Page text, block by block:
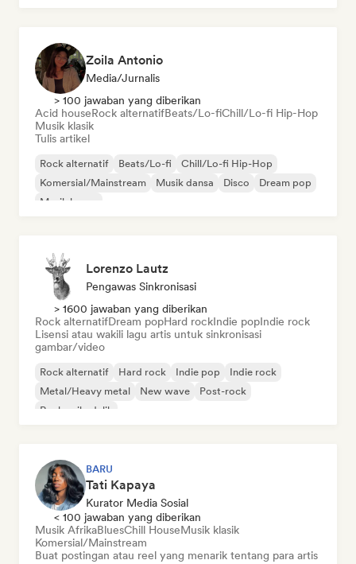
Zoila Antonio
Media/Jurnalis
> 100 jawaban yang diberikan
Acid houseRock alternatifBeats/Lo-fiChill/Lo-fi Hip-Hop
Musik klasik
Tulis artikel
Rock alternatif Beats/Lo-fi
Chill/Lo-fi Hip-Hop
Komersial/Mainstream
Musik dansa Disco
Dream pop
Musik house
Lorenzo Lautz
Pengawas Sinkronisasi
> 1600 jawaban yang diberikan
Rock alternatifDream popHard rockIndie popIndie rock
Lisensi atau wakili lagu artis untuk sinkronisasi
gambar/video
Rock alternatif Hard rock Indie pop
Indie rock
Metal/Heavy metal
New wave
Post-rock
Rock psikedelik
BARU
Tati Kapaya
Kurator Media Sosial
< 100 jawaban yang diberikan
Musik AfrikaBluesChill HouseMusik klasik
Komersial/Mainstream
Buat postingan atau reel yang menarik tentang para artis